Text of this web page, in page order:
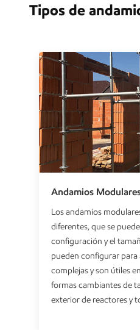
Tipos de
Andamios
Los andamios
diferentes, que se
configuración y el
pueden configurar para
complejas y son útiles
formas cambiantes de
exterior de reactores y